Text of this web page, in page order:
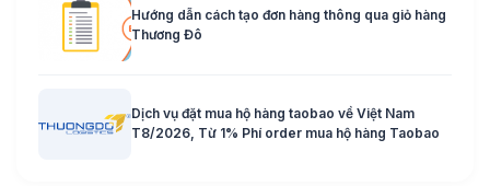
Hướng dẫn cách tạo đơn hàng thông qua giỏ hàng
Thương Đô
Dịch vụ đặt mua hộ hàng taobao về Việt Nam
T8/2026, Từ 1% Phí order mua hộ hàng Taobao